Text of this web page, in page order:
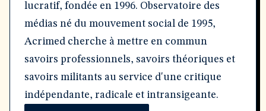
lucratif, fondée en 1996. Observatoire des
médias né du mouvement social de 1995,
Acrimed cherche à mettre en commun
savoirs professionnels, savoirs théoriques et
savoirs militants au service d'une critique
indépendante, radicale et intransigeante.